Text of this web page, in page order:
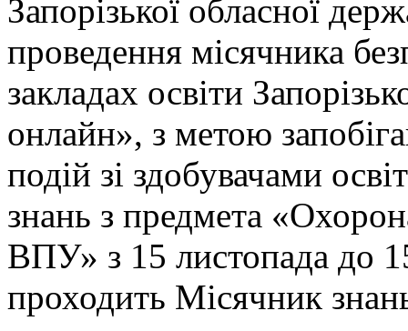
Запорізької обласної
проведення місячника
закладах освіти
онлайн», з метою
подій зі здобувачами
знань з предмета
ВПУ» з 15 листопада до
проходить Місячник